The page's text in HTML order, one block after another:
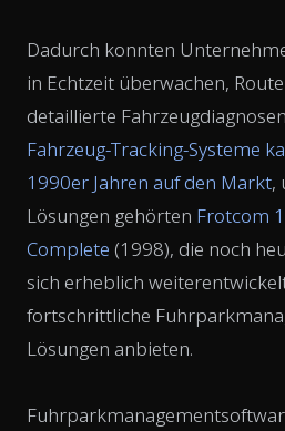
Dadurch konnten
in Echtzeit überwachen,
detaillierte
Fahrzeug-Tracking-Systeme
1990er Jahren auf den Markt,
Lösungen gehörten Frotcom
Complete (1998), die noch
sich erheblich
fortschrittliche
Lösungen anbieten.